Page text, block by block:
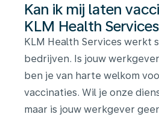
Kan ik mij laten
KLM Health
KLM Health Services werkt
bedrijven. Is jouw
ben je van harte welkom
vaccinaties. Wil je onze
maar is jouw werkgever